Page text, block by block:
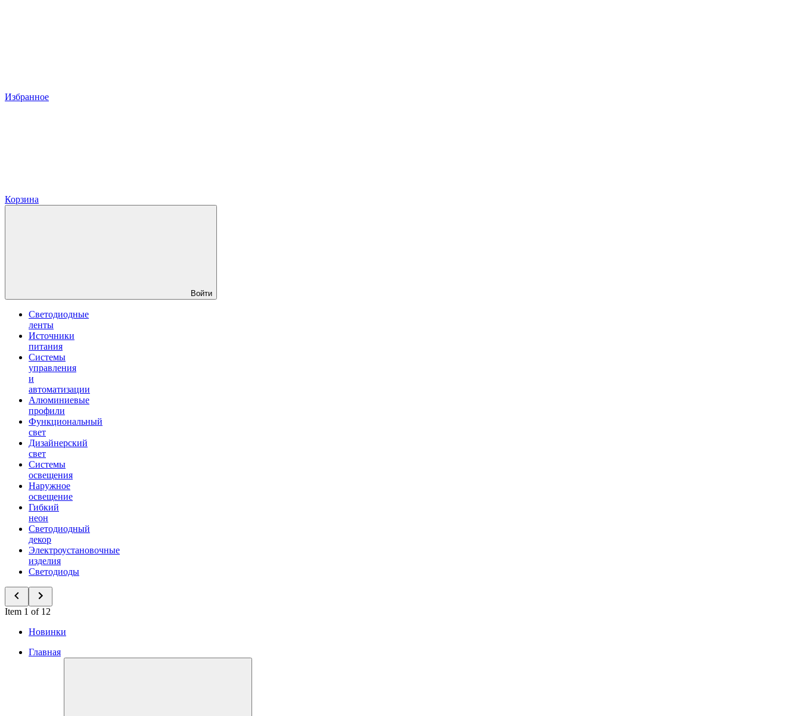
Избранное
Корзина
Войти
Светодиодные
ленты
Источники
питания
Системы
управления
и
автоматизации
Алюминиевые
профили
Функциональный
свет
Дизайнерский
свет
Системы
освещения
Наружное
освещение
Гибкий
неон
Светодиодный
декор
Электроустановочные
изделия
Светодиоды
Item 1 of 12
Новинки
Главная